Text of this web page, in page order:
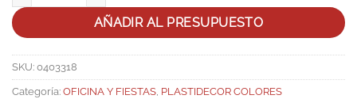
AÑADIR AL PRESUPUESTO
SKU: 0403318
Categoría: OFICINA Y FIESTAS, PLASTIDECOR COLORES